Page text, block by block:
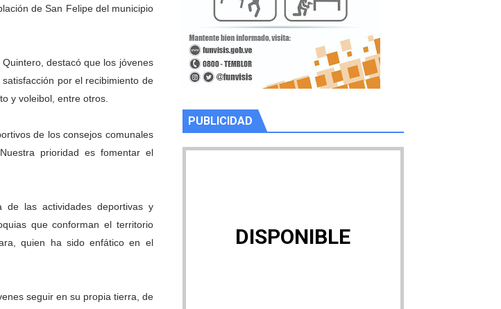
a Torondoy
de Formadores Comunales de la Unacom
Escuelas Abiertas 2026
del Niño y la Niña Azulitense
Emergencia Prehospitalaria
de San Felipe del municipio
destacó que los jóvenes
por el recibimiento de
y voleibol, entre otros.
de los consejos comunales
prioridad es fomentar el
de las actividades deportivas y
que conforman el territorio
quien ha sido enfático en el
seguir en su propia tierra, de
PUBLICIDAD
DISPONIBLE